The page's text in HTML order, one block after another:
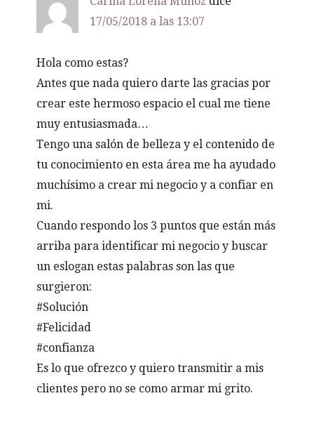
17/05/2018 a las 13:07
Hola como estas?
Antes que nada quiero darte las gracias por
crear este hermoso espacio el cual me tiene
muy entusiasmada…
Tengo una salón de belleza y el contenido de
tu conocimiento en esta área me ha ayudado
muchísimo a crear mi negocio y a confiar en
mi.
Cuando respondo los 3 puntos que están más
arriba para identificar mi negocio y buscar
un eslogan estas palabras son las que
surgieron:
#Solución
#Felicidad
#confianza
Es lo que ofrezco y quiero transmitir a mis
clientes pero no se como armar mi grito.